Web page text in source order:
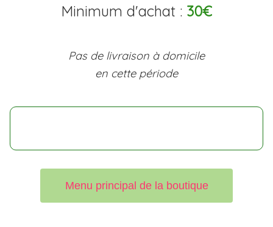
Minimum d'achat : 30€
Pas de livraison à domicile
en cette période
Menu principal de la boutique